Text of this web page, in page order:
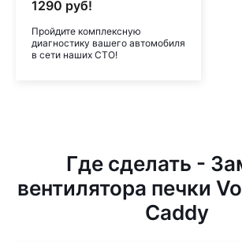
1290 руб!
Пройдите комплексную
диагностику вашего автомобиля
в сети наших СТО!
Где сделать -
вентилятора печки
Caddy